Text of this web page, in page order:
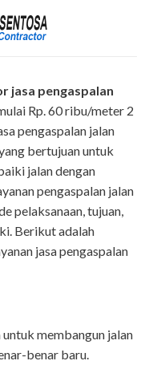
jasa pengaspalan
Rp. 60 ribu/meter 2
pengaspalan jalan
bertujuan untuk
jalan dengan
pengaspalan jalan
pelaksanaan, tujuan,
Berikut adalah
jasa pengaspalan
membangun jalan
benar baru.